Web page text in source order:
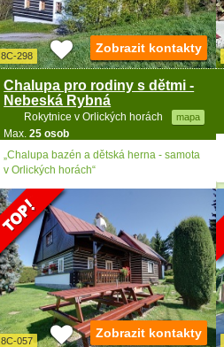
8C-298
Chalupa pro rodiny s dětmi -
Nebeská Rybná
Rokytnice v Orlických horách mapa
Max.25 osob
Zobrazit kontakty
„Chalupa bazén a dětská herna - samota
v Orlických horách“
8C-057
Zobrazit kontakty